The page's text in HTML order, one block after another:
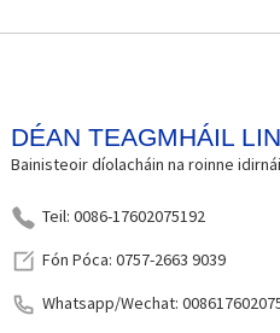
DÉAN TEAGMHÁIL
Bainisteoir díolacháin na roinne
Teil: 0086-17602075192
Fón Póca: 0757-2663 9039
Whatsapp/Wechat: